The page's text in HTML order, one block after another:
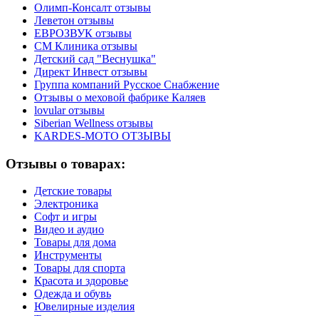
Олимп-Консалт отзывы
Леветон отзывы
ЕВРОЗВУК отзывы
СМ Клиника отзывы
Детский сад "Веснушка"
Директ Инвест отзывы
Группа компаний Русское Снабжение
Отзывы о меховой фабрике Каляев
lovular отзывы
Siberian Wellness отзывы
KARDES-MOTO ОТЗЫВЫ
Отзывы о товарах:
Детские товары
Электроника
Софт и игры
Видео и аудио
Товары для дома
Инструменты
Товары для спорта
Красота и здоровье
Одежда и обувь
Ювелирные изделия